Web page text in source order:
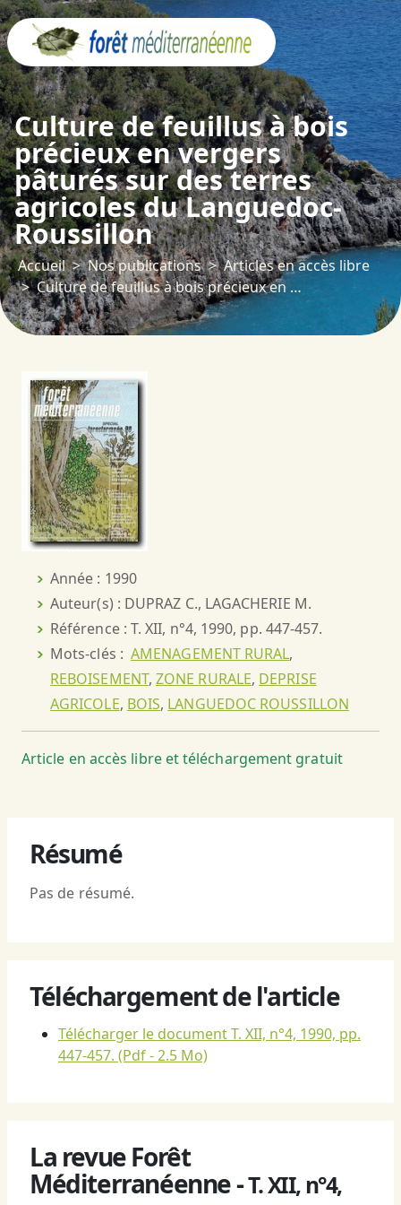
Culture de feuillus à bois
précieux en vergers
pâturés sur des terres
agricoles du Languedoc-
Roussillon
Accueil Nos publications
Articles en accès libre
Culture de feuillus à bois précieux en vergers pâturés sur des terres agricoles du Languedoc-Roussillon
Année : 1990
Auteur(s) : DUPRAZ C., LAGACHERIE M.
Référence : T. XII, n°4, 1990, pp. 447-457.
Mots-clés :AMENAGEMENT RURAL,
REBOISEMENT,ZONE RURALE, DEPRISE
AGRICOLE, BOIS, LANGUEDOC ROUSSILLON
Article en accès libre et téléchargement gratuit
Résumé
Pas de résumé.
Téléchargement de l'article
Télécharger le document T. XII, n°4, 1990, pp.
447-457. (Pdf - 2.5 Mo)
La revue Forêt
Méditerranéenne -T. XII, n°4,
Panneau de gestion des cookies